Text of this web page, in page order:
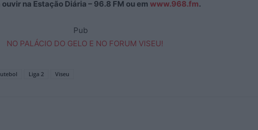
na Estação Diária – 96.8 FM ou em www.968.fm.
Pub
Liga 2 Viseu